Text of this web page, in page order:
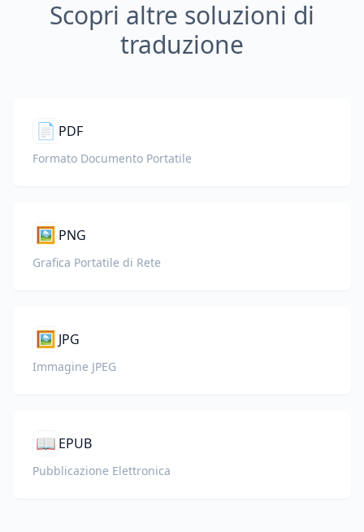
Scopri altre soluzioni di
traduzione
📄 PDF
Formato Documento Portatile
🖼️ PNG
Grafica Portatile di Rete
🖼️ JPG
Immagine JPEG
📖 EPUB
Pubblicazione Elettronica